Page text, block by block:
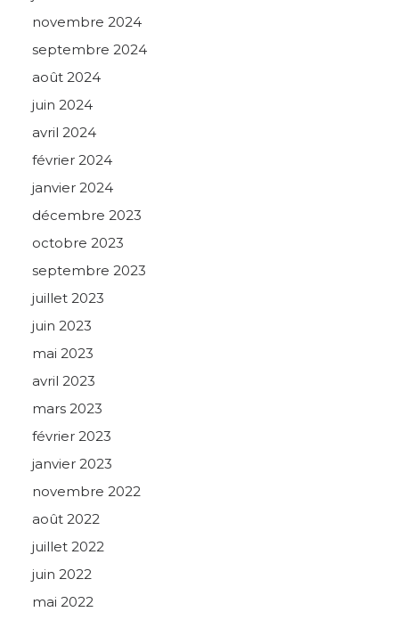
novembre 2024
septembre 2024
août 2024
juin 2024
avril 2024
février 2024
janvier 2024
décembre 2023
octobre 2023
septembre 2023
juillet 2023
juin 2023
mai 2023
avril 2023
mars 2023
février 2023
janvier 2023
novembre 2022
août 2022
juillet 2022
juin 2022
mai 2022